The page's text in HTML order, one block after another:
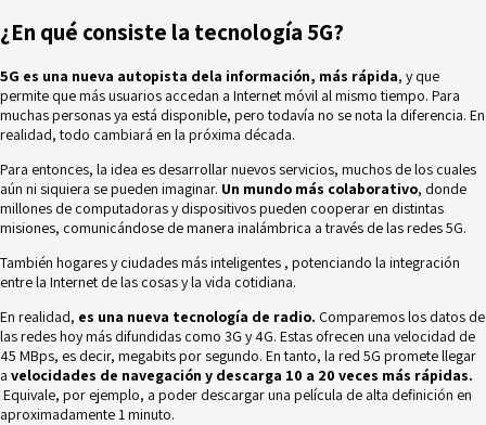
¿En qué consiste la tecnología 5G?
5G es una nueva autopista dela información, más rápida, y que
permite que más usuarios accedan a Internet móvil al mismo tiempo. Para
muchas personas ya está disponible, pero todavía no se nota la diferencia. En
realidad, todo cambiará en la próxima década.
Para entonces, la idea es desarrollar nuevos servicios, muchos de los cuales
aún ni siquiera se pueden imaginar. Un mundo más colaborativo, donde
millones de computadoras y dispositivos pueden cooperar en distintas
misiones, comunicándose de manera inalámbrica a través de las redes 5G.
También hogares y ciudades más inteligentes , potenciando la integración
entre la Internet de las cosas y la vida cotidiana.
En realidad, es una nueva tecnología de radio. Comparemos los datos de
las redes hoy más difundidas como 3G y 4G. Estas ofrecen una velocidad de
45 MBps, es decir, megabits por segundo. En tanto, la red 5G promete llegar
a velocidades de navegación y descarga 10 a 20 veces más rápidas.
Equivale, por ejemplo, a poder descargar una película de alta definición en
aproximadamente 1 minuto.